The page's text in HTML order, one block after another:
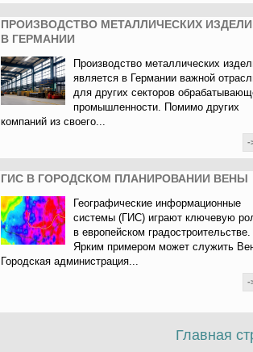
ПРОИЗВОДСТВО МЕТАЛЛИЧЕСКИХ
В ГЕРМАНИИ
Производство металлических
является в Германии важной
для других секторов
промышленности. Помимо других
компаний из своего...
-
ГИС В ГОРОДСКОМ ПЛАНИРОВАНИИ ВЕНЫ
Географические информационные
системы (ГИС) играют ключевую
в европейском градостроительстве.
Ярким примером может служить
Городская администрация...
-
Главная